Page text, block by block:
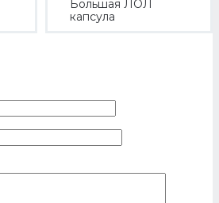
Большая ЛОЛ
капсула